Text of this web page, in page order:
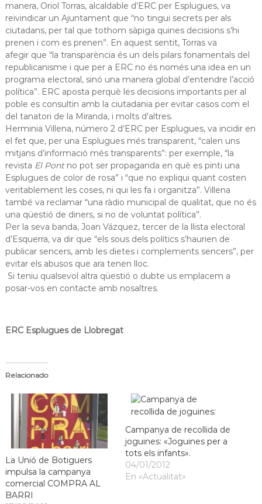
b
r
e
g
a
t
manera, Oriol Torras, alcaldable d’ERC per Esplugues, va
reivindicar un Ajuntament que “no tingui secrets per als
ciutadans, per tal que tothom sàpiga quines decisions s’hi
prenen i com es prenen”. En aquest sentit, Torras va
afegir que “la transparència és un dels pilars fonamentals del
republicanisme i que per a ERC no és només una idea en un
programa electoral, sinó una manera global d’entendre l’acció
política”. ERC aposta perquè les decisions importants per al
poble esconsultin amb la ciutadania per evitar casos com el
del tanatori de la Miranda, i molts d’altres.
Herminia Villena, número 2 d’ERC per Esplugues, va incidir en
el fet que, per una Esplugues més transparent, “calen uns
mitjans d’informació més transparents”: per exemple, “la
revista El Pontno pot ser propaganda en què es pinti una
Esplugues de color de rosa” i “que no expliqui quant costen
veritablement les coses, ni qui les fa i organitza”. Villena
també va reclamar“una ràdio municipal de qualitat, que no és
una qüestió de diners, si no de voluntat política”.
Per la seva banda, Joan Vázquez, tercer de la llista electoral
d’Esquerra, va dir que “els sous dels polítics s’haurien de
publicar sencers, amb les dietes i complements sencers”,per
evitar els abusos que ara tenen lloc.
Si teniu qualsevol altra qüestió o dubte us emplacem a
posar-vos en contacte amb nosaltres.
ERC Espluguesde Llobregat
Relacionado
La Unió de Botiguers
impulsa la campanya
comercial COMPRA AL
BARRI
Campanya de recollida de
joguines: «Joguines per a
tots els infants».
04/01/2012
En «Actualitat»